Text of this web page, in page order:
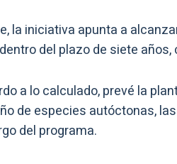
la iniciativa apunta a
del plazo de siete
a lo calculado, prevé la
de especies autóctonas,
del programa.